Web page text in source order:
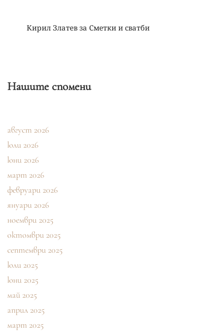
Кирил Златев за Сметки и сватби
Нашите спомени
август 2026
юли 2026
юни 2026
март 2026
февруари 2026
януари 2026
ноември 2025
октомври 2025
септември 2025
юли 2025
юни 2025
май 2025
април 2025
март 2025